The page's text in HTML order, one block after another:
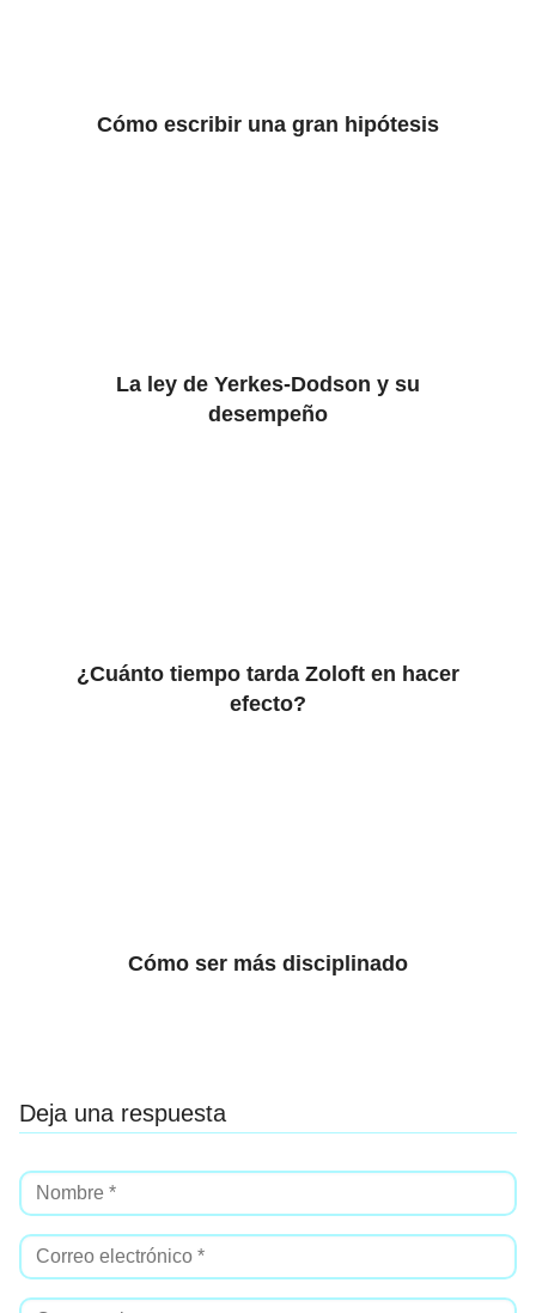
Cómo escribir una gran hipótesis
La ley de Yerkes-Dodson y su
desempeño
¿Cuánto tiempo tarda Zoloft en hacer
efecto?
Cómo ser más disciplinado
Deja una respuesta